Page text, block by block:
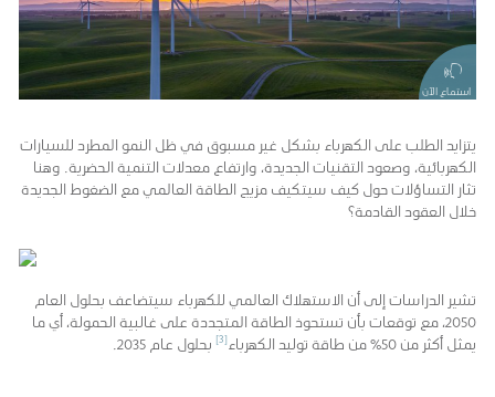
استماع الآن
يتزايد الطلب على الكهرباء بشكل غير مسبوق في ظل النمو المطرد للسيارات
الكهربائية، وصعود التقنيات الجديدة، وارتفاع معدلات التنمية الحضرية. وهنا
تثار التساؤلات حول كيف سيتكيف مزيج الطاقة العالمي مع الضغوط الجديدة
خلال العقود القادمة؟
تشير الدراسات إلى أن الاستهلاك العالمي للكهرباء سيتضاعف بحلول العام
2050، مع توقعات بأن تستحوذ الطاقة المتجددة على غالبية الحمولة، أي ما
يمثل أكثر من 50% من طاقة توليد الكهرباء
[3] بحلول عام 2035.